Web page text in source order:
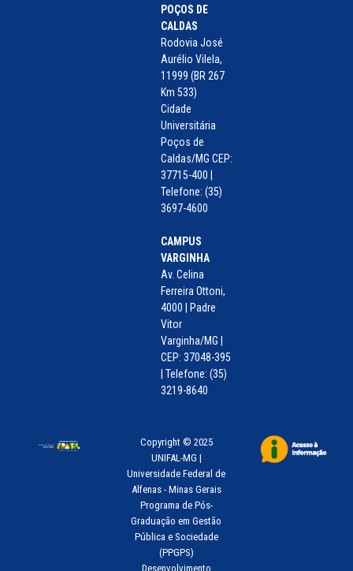
POÇOS DE
CALDAS
Rodovia José
Aurélio Vilela,
11999 (BR 267
Km 533)
Cidade
Universitária
Poços de
Caldas/MG CEP:
37715-400 |
Telefone: (35)
3697-4600
CAMPUS
VARGINHA
Av. Celina
Ferreira Ottoni,
4000 | Padre
Vitor
Varginha/MG |
CEP: 37048-395
| Telefone: (35)
3219-8640
Copyright © 2025
UNIFAL-MG |
Universidade Federal de
Alfenas - Minas Gerais
Programa de Pós-
Graduação em Gestão
Pública e Sociedade
(PPGPS)
Desenvolvimento